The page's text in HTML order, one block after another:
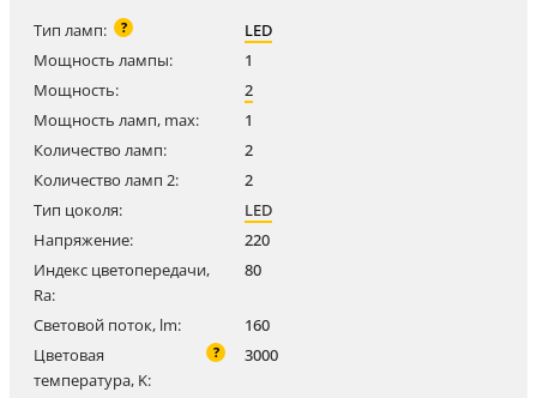
Тип ламп: ?
LED
Мощность лампы:
1
Мощность:
2
Мощность ламп, max:
1
Количество ламп:
2
Количество ламп 2:
2
Тип цоколя:
LED
Напряжение:
220
Индекс цветопередачи,
Ra:
80
Световой поток, lm:
160
Цветовая
температура, K:
? 3000